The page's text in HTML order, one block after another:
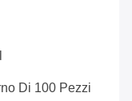
Di 100 Pezzi